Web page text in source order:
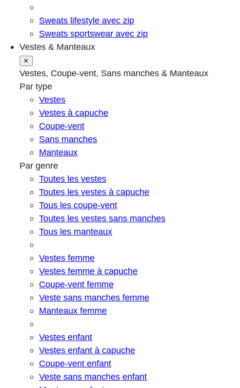
Sweats lifestyle avec zip
Sweats sportswear avec zip
Vestes & Manteaux
✕
Vestes, Coupe-vent, Sans manches & Manteaux
Par type
Vestes
Vestes à capuche
Coupe-vent
Sans manches
Manteaux
Par genre
Toutes les vestes
Toutes les vestes à capuche
Tous les coupe-vent
Toutes les vestes sans manches
Tous les manteaux
Vestes femme
Vestes femme à capuche
Coupe-vent femme
Veste sans manches femme
Manteaux femme
Vestes enfant
Vestes enfant à capuche
Coupe-vent enfant
Veste sans manches enfant